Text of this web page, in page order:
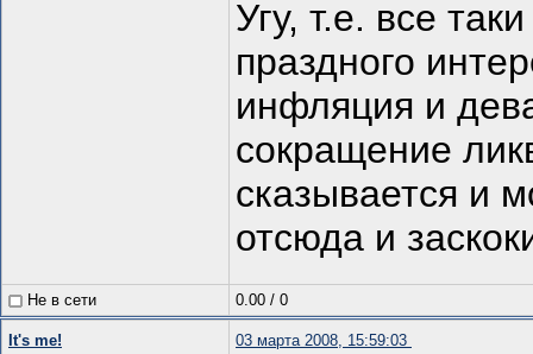
Угу, т.е. все
праздного
инфляция и
сокращение
сказывается и
отсюда и
Не в сети 0.00 / 0
It's me! 03 марта 2008, 15:59:03